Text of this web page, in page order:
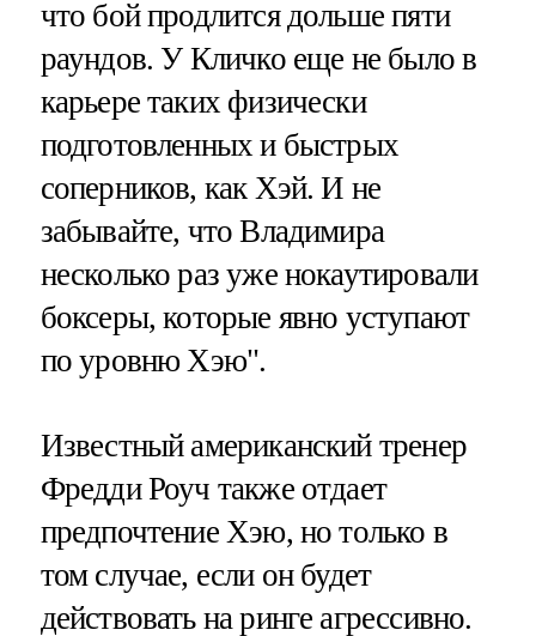
что бой продлится дольше пяти
раундов. У Кличко еще не было в
карьере таких физически
подготовленных и быстрых
соперников, как Хэй. И не
забывайте, что Владимира
несколько раз уже нокаутировали
боксеры, которые явно уступают
по уровню Хэю".
Известный американский тренер
Фредди Роуч также отдает
предпочтение Хэю, но только в
том случае, если он будет
действовать на ринге агрессивно.